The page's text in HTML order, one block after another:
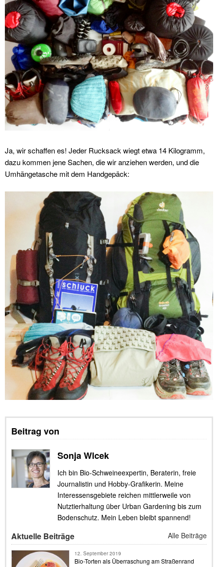
Ja, wir schaffen es! Jeder Rucksack wiegt etwa 14 Kilogramm,
dazu kommen jene Sachen, die wir anziehen werden, und die
Umhängetasche mit dem Handgepäck:
Beitrag von
Sonja Wlcek
Ich bin Bio-Schweineexpertin, Beraterin, freie
Journalistin und Hobby-Grafikerin. Meine
Interessensgebiete reichen mittlerweile von
Nutztierhaltung über Urban Gardening bis zum
Bodenschutz. Mein Leben bleibt spannend!
Aktuelle Beiträge Alle Beiträge
12. September 2019
Bio-Torten als Überraschung am Straßenrand